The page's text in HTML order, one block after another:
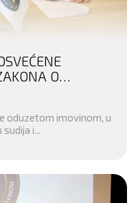
O
STEČENE
oduzetom imovinom, u
i...